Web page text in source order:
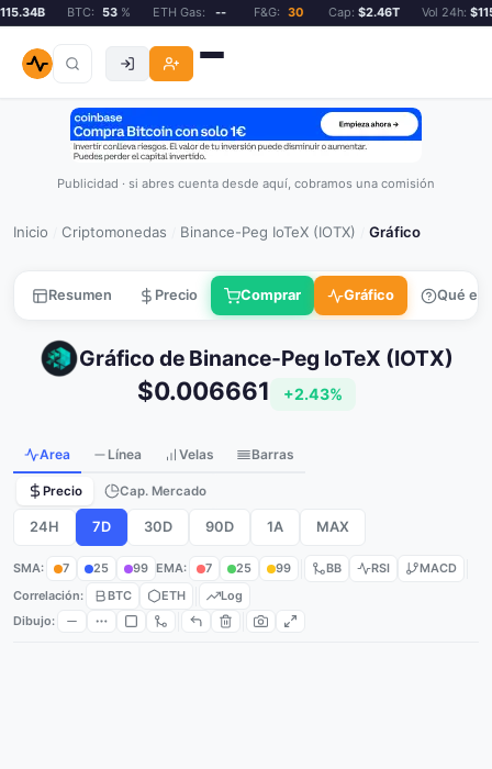
BTC: 53 % ETH Gas: -- F&G: 30 Cap:$2.46T Vol 24h:
Publicidad · si abres cuenta desde aquí, cobramos una comisión
Inicio Criptomonedas Binance-Peg IoTeX (IOTX) Gráfico
Resumen Precio Comprar Gráfico Qué es
Gráfico de Binance-Peg IoTeX (IOTX)
$0.006661 +2.43%
Area Línea Velas Barras
Precio Cap. Mercado
24H 7D 30D 90D 1A MAX
SMA: 7 25 99 EMA: 7 25 99 BB RSI
MACD
Correlación:
BTC ETH
Log
Dibujo: